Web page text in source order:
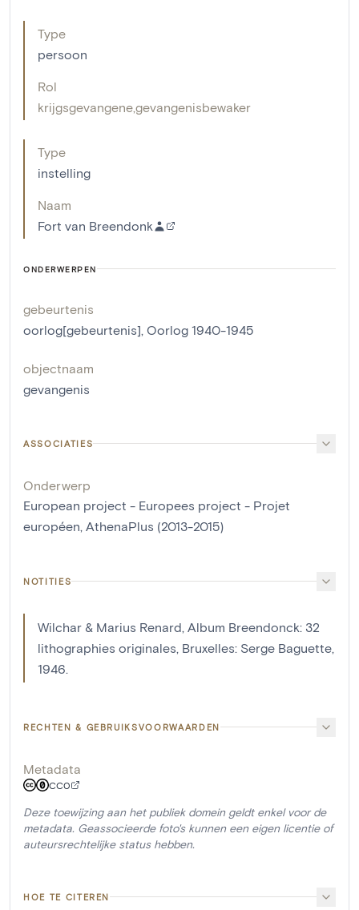
Type
persoon
Rol
krijgsgevangenegevangenisbewaker
Type
instelling
Naam
Fort van Breendonk
ONDERWERPEN
gebeurtenis
oorlog[gebeurtenis], Oorlog 1940-1945
objectnaam
gevangenis
ASSOCIATIES
Onderwerp
European project - Europees project - Projet
européen, AthenaPlus (2013-2015)
NOTITIES
Wilchar & Marius Renard, Album Breendonck: 32
lithographies originales, Bruxelles: Serge Baguette,
1946.
RECHTEN & GEBRUIKSVOORWAARDEN
Metadata
CC0
Deze toewijzing aan het publiek domein geldt enkel voor de
metadata. Geassocieerde foto's kunnen een eigen licentie of
auteursrechtelijke status hebben.
HOE TE CITEREN